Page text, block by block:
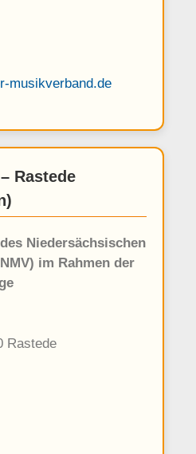
musikverband.de
Rastede
Niedersächsischen
im Rahmen der
Rastede